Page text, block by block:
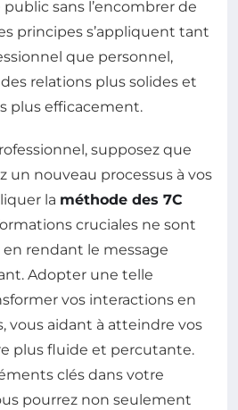
sans l’encombrer de
principes s’appliquent tant
que personnel,
relations plus solides et
plus efficacement.
supposez que
un nouveau processus à vos
la méthode des 7C
cruciales ne sont
rendant le message
Adopter une telle
vos interactions en
vous aidant à atteindre vos
plus fluide et percutante.
clés dans votre
pourrez non seulement